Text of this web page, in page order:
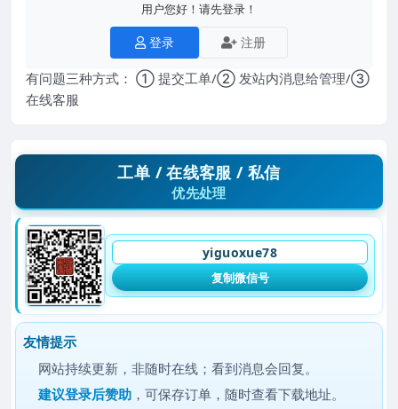
用户您好！请先登录！
登录 注册
有问题三种方式： ① 提交工单/② 发站内消息给管理/③
在线客服
工单 / 在线客服 / 私信
优先处理
yiguoxue78
复制微信号
友情提示
网站持续更新，非随时在线；看到消息会回复。
建议登录后赞助 ，可保存订单，随时查看下载地址。